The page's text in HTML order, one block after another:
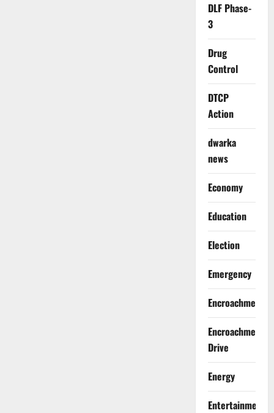
DLF Phase-
3
Drug
Control
DTCP
Action
dwarka
news
Economy
Education
Election
Emergency
Encroachment
Encroachment
Drive
Energy
Entertainment